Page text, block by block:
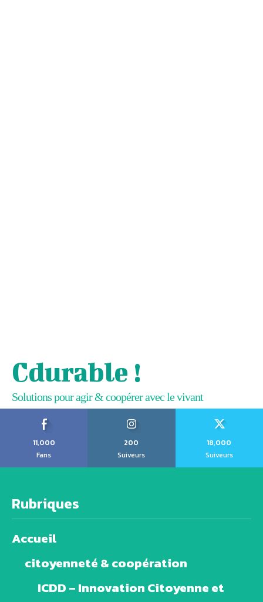
Cdurable !
Solutions pour agir & coopérer avec le vivant
11,000
Fans
200
Suiveurs
18,000
Suiveurs
Rubriques
Accueil
citoyenneté & coopération
ICDD – Innovation Citoyenne et